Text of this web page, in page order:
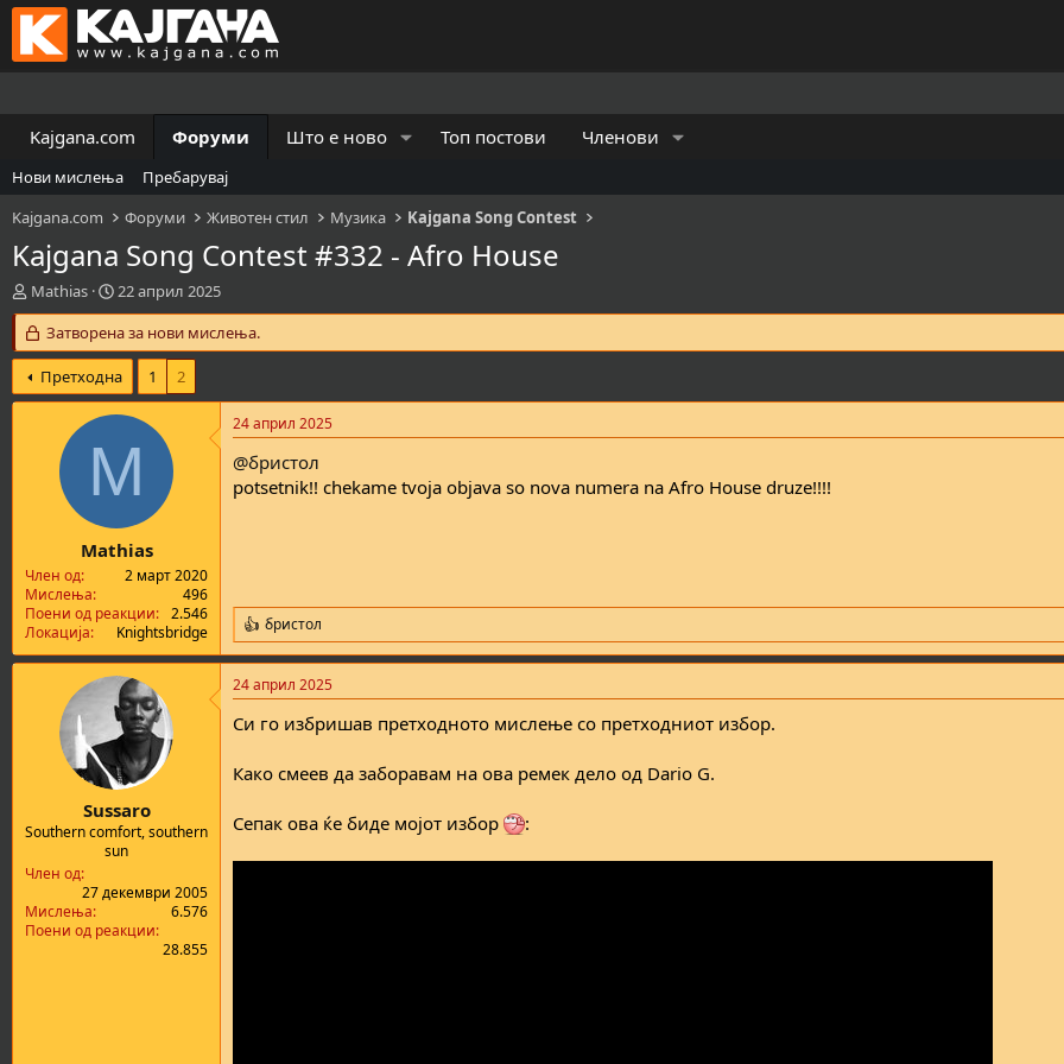
Kajgana.com Форуми Што е ново Топ постови Членови
Нови мислења
Пребарувај
Kajgana.com
Форуми Животен стил Музика Kajgana Song Contest
Kajgana Song Contest #332 - Afro House
К
р
е
а
т
о
т
а
Mathias
В
р
е
м
е
н
а
п
ч
н
а
њ
е
22 април 2025
Затворена за нови мислења.
Претходна 1 2
M
Mathias
Член од
2 март 2020
Мислења
496
Поени од реакции
2.546
Локација
Knightsbridge
24 април 2025
@бристол
potsetnik!! chekame tvoja objava so nova numera na Afro House druze!!!!
R
e
a
c
i
n
s
бристол
Sussaro
Southern comfort, southern
sun
Член од
27 декември 2005
Мислења
6.576
Поени од реакции
28.855
24 април 2025
Си го избришав претходното мислење со претходниот избор.
Како смеев да заборавам на ова ремек дело од Dario G.
Сепак ова ќе биде мојот избор :